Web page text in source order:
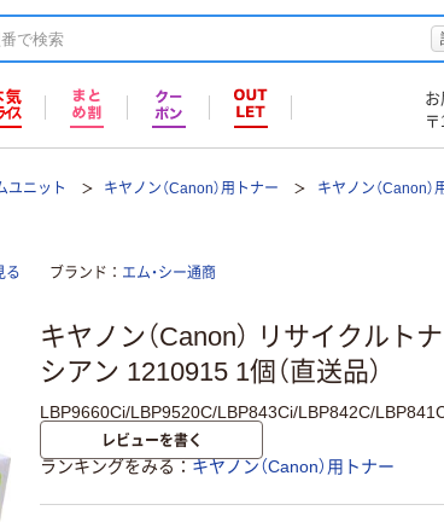
ユニット キヤノン（Canon）用トナー
キヤノン（Canon）
る ブランド エム・シー通商
キヤノン（Canon） リサイクルト
シアン 1210915 1個（直送品）
LBP9660Ci/LBP9520C/LBP843Ci/LBP842C/
レビューを書く
ランキングをみる キヤノン（Canon）用トナー